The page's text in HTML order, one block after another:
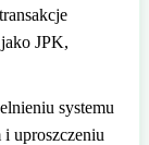
JPK,
systemu
uproszczeniu